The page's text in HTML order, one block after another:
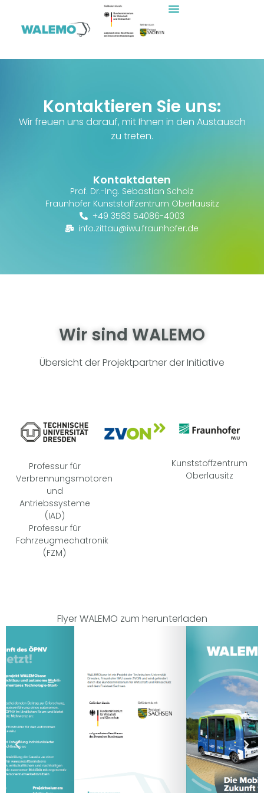
Kontaktieren Sie uns:
Wir freuen uns darauf, mit Ihnen in den Austausch
zu treten.
Kontaktdaten
Prof. Dr.-Ing. Sebastian Scholz
Fraunhofer Kunststoffzentrum Oberlausitz
+49 3583 54086-4003
info.zittau@iwu.fraunhofer.de
Wir sind WALEMO
Übersicht der Projektpartner der Initiative
Professur für
Verbrennungsmotoren
und
Antriebssysteme
(IAD)
Professur für
Fahrzeugmechatronik
(FZM)
Kunststoffzentrum
Oberlausitz
Flyer WALEMO zum herunterladen